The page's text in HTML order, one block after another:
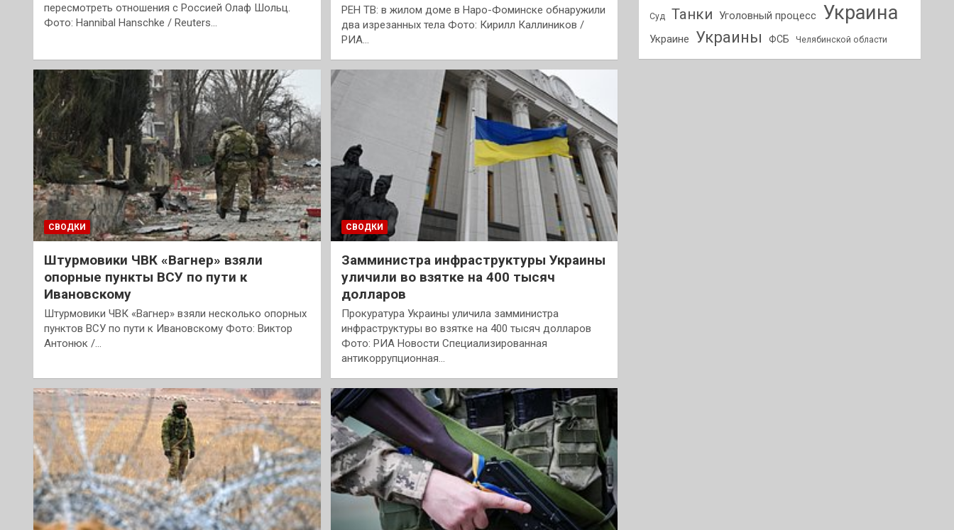
пересмотреть отношения с Россией Олаф Шольц.
Фото: Hannibal Hanschke / Reuters…
РЕН ТВ: в жилом доме в Наро-Фоминске обнаружили
два изрезанных тела Фото: Кирилл Каллиников /
РИА…
СВОДКИ
Штурмовики ЧВК «Вагнер» взяли
опорные пункты ВСУ по пути к
Ивановскому
Штурмовики ЧВК «Вагнер» взяли несколько опорных
пунктов ВСУ по пути к Ивановскому Фото: Виктор
Антонюк /…
СВОДКИ
Замминистра инфраструктуры Украины
уличили во взятке на 400 тысяч
долларов
Прокуратура Украины уличила замминистра
инфраструктуры во взятке на 400 тысяч долларов
Фото: РИА Новости Специализированная
антикоррупционная…
Суд Танки Уголовный процесс Украина
Украине Украины ФСБ Челябинской области